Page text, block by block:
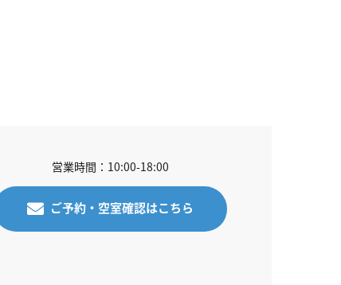
営業時間：10:00-18:00
ご予約・空室確認はこちら